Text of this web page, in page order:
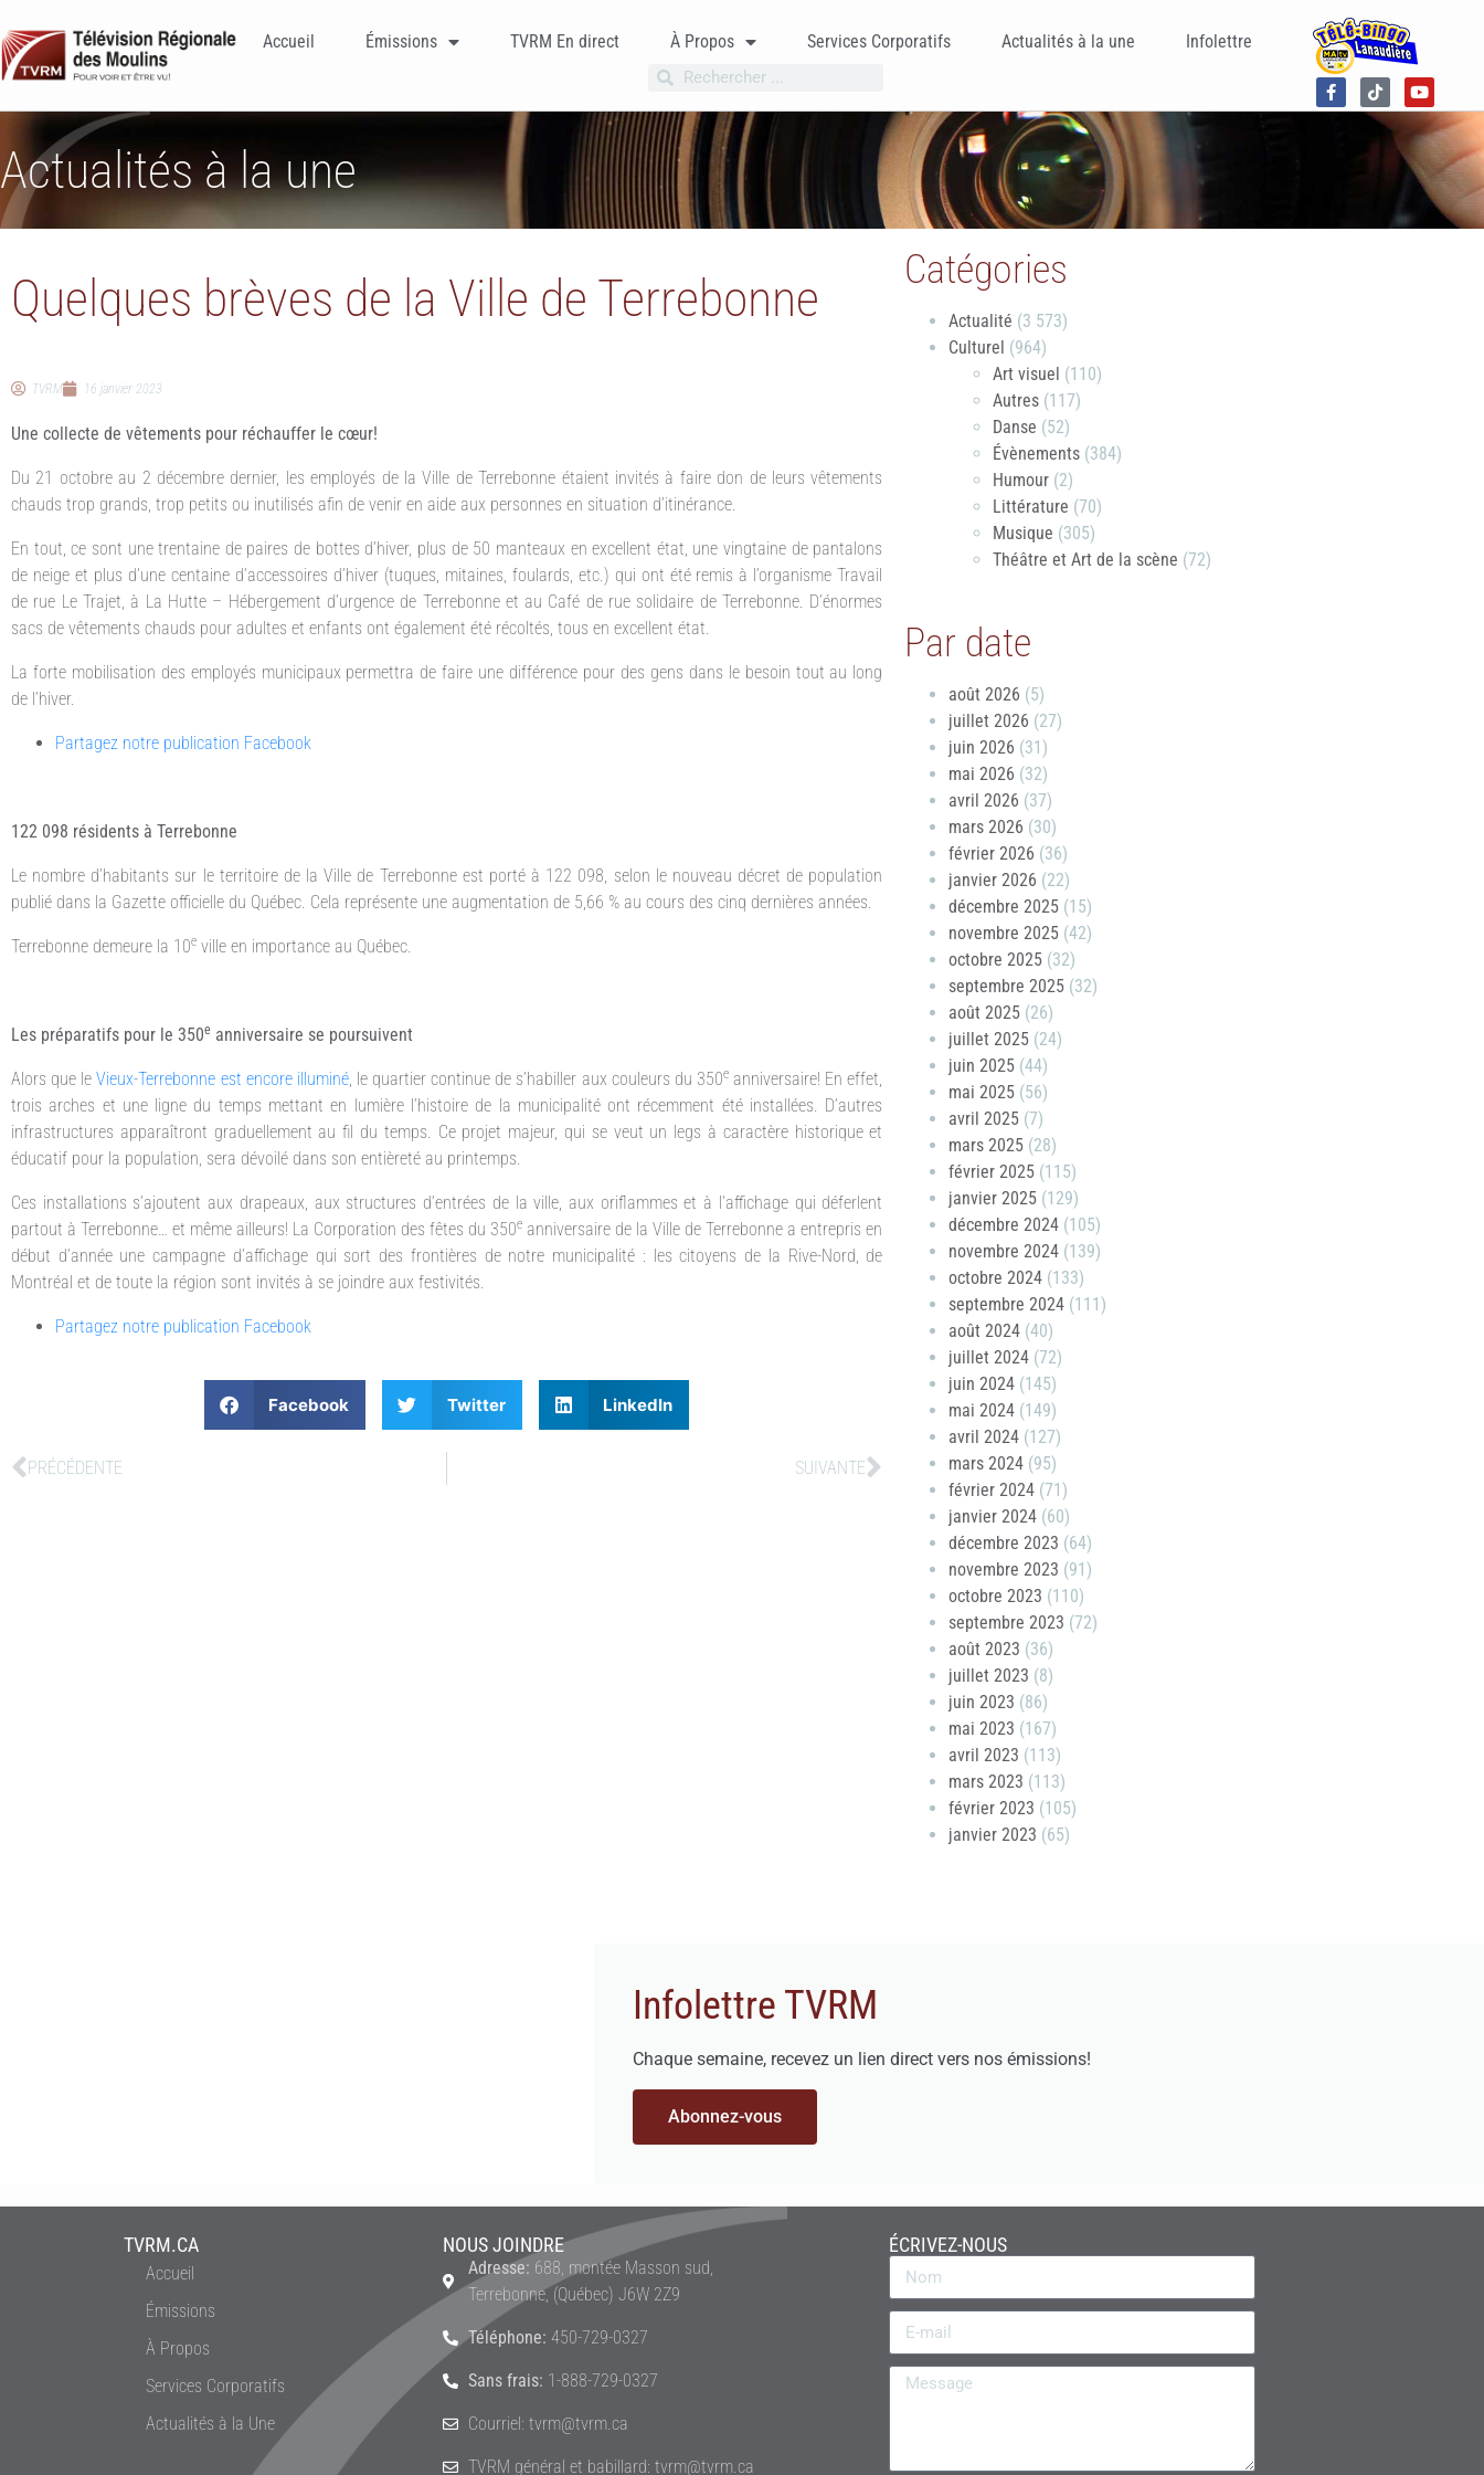
Accueil Émissions TVRM En direct À Propos Services Corporatifs Actualités à la une Infolettre
Actualités à la une
Quelques brèves de la Ville de Terrebonne
TVRM 16 janvier 2023
Une collecte de vêtements pour réchauffer le cœur!
Du 21 octobre au 2 décembre dernier, les employés de la Ville de Terrebonne étaient invités à faire don de leurs vêtements
chauds trop grands, trop petits ou inutilisés afin de venir en aide aux personnes en situation d’itinérance.
En tout, ce sont une trentaine de paires de bottes d’hiver, plus de 50 manteaux en excellent état, une vingtaine de pantalons
de neige et plus d’une centaine d’accessoires d’hiver (tuques, mitaines, foulards, etc.) qui ont été remis à l’organisme Travail
de rue Le Trajet, à La Hutte – Hébergement d’urgence de Terrebonne et au Café de rue solidaire de Terrebonne. D’énormes
sacs de vêtements chauds pour adultes et enfants ont également été récoltés, tous en excellent état.
La forte mobilisation des employés municipaux permettra de faire une différence pour des gens dans le besoin tout au long
de l’hiver.
Partagez notre publication Facebook
122 098 résidents à Terrebonne
Le nombre d’habitants sur le territoire de la Ville de Terrebonne est porté à 122 098, selon le nouveau décret de population
publié dans la Gazette officielle du Québec. Cela représente une augmentation de 5,66 % au cours des cinq dernières années.
Terrebonne demeure la 10e ville en importance au Québec.
Les préparatifs pour le 350e anniversaire se poursuivent
Alors que leVieux-Terrebonne est encore illuminé, le quartier continue de s’habiller aux couleurs du 350e anniversaire! En effet,
trois arches et une ligne du temps mettant en lumière l’histoire de la municipalité ont récemment été installées. D’autres
infrastructures apparaîtront graduellement au fil du temps. Ce projet majeur, qui se veut un legs à caractère historique et
éducatif pour la population, sera dévoilé dans son entièreté au printemps.
Ces installations s’ajoutent aux drapeaux, aux structures d’entrées de la ville, aux oriflammes et à l’affichage qui déferlent
partout à Terrebonne… et même ailleurs! La Corporation des fêtes du 350e anniversaire de la Ville de Terrebonne a entrepris en
début d’année une campagne d’affichage qui sort des frontières de notre municipalité : les citoyens de la Rive-Nord, de
Montréal et de toute la région sont invités à se joindre aux festivités.
Partagez notre publication Facebook
Facebook Twitter LinkedIn
PRÉCÉDENTE SUIVANTE
Catégories
Actualité (3 573)
Culturel (964)
Art visuel (110)
Autres (117)
Danse (52)
Évènements (384)
Humour (2)
Littérature (70)
Musique (305)
Théâtre et Art de la scène (72)
Par date
août 2026 (5)
juillet 2026 (27)
juin 2026 (31)
mai 2026 (32)
avril 2026 (37)
mars 2026 (30)
février 2026 (36)
janvier 2026 (22)
décembre 2025 (15)
novembre 2025 (42)
octobre 2025 (32)
septembre 2025 (32)
août 2025 (26)
juillet 2025 (24)
juin 2025 (44)
mai 2025 (56)
avril 2025 (7)
mars 2025 (28)
février 2025 (115)
janvier 2025 (129)
décembre 2024 (105)
novembre 2024 (139)
octobre 2024 (133)
septembre 2024 (111)
août 2024 (40)
juillet 2024 (72)
juin 2024 (145)
mai 2024 (149)
avril 2024 (127)
mars 2024 (95)
février 2024 (71)
janvier 2024 (60)
décembre 2023 (64)
novembre 2023 (91)
octobre 2023 (110)
septembre 2023 (72)
août 2023 (36)
juillet 2023 (8)
juin 2023 (86)
mai 2023 (167)
avril 2023 (113)
mars 2023 (113)
février 2023 (105)
janvier 2023 (65)
Infolettre TVRM
Chaque semaine, recevez un lien direct vers nos émissions!
Abonnez-vous
TVRM.CA
Accueil
Émissions
À Propos
Services Corporatifs
Actualités à la Une
NOUS JOINDRE
Adresse: 688, montée Masson sud,
Terrebonne, (Québec) J6W 2Z9
Téléphone: 450-729-0327
Sans frais: 1-888-729-0327
Courriel: tvrm@tvrm.ca
TVRM général et babillard: tvrm@tvrm.ca
ÉCRIVEZ-NOUS